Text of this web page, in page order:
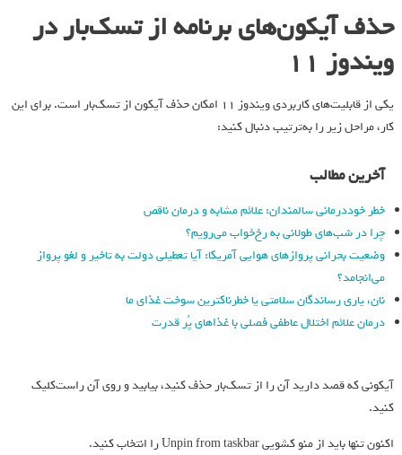
حذف آیکون‌های برنامه از تسک‌بار در
ویندوز 11
یکی از قابلیت‌های کاربردی‌ ویندوز ۱۱ امکان حذف آیکون‌ از تسک‌بار است. برای این
کار، مراحل زیر را به‌ترتیب دنبال کنید:
آخرین مطالب
خطر خوددرمانی سالمندان: علائم مشابه و درمان ناقص
چرا در شب‌های طولانی به رخ‌خواب می‌رویم؟
وضعیت بحرانی پروازهای هوایی آمریکا: آیا تعطیلی دولت به تاخیر و لغو پرواز
می‌انجامد؟
نان، یاری رساندگان سلامتی یا خطرناکترین سوخت غذای ما
درمان علائم اختلال عاطفی فصلی با غذاهای پُر قدرت
آیکونی که قصد دارید آن را از تسک‌بار حذف کنید، بیابید و روی آن راست‌کلیک
کنید.
اکنون تنها باید از منو کشویی Unpin from taskbar را انتخاب کنید.